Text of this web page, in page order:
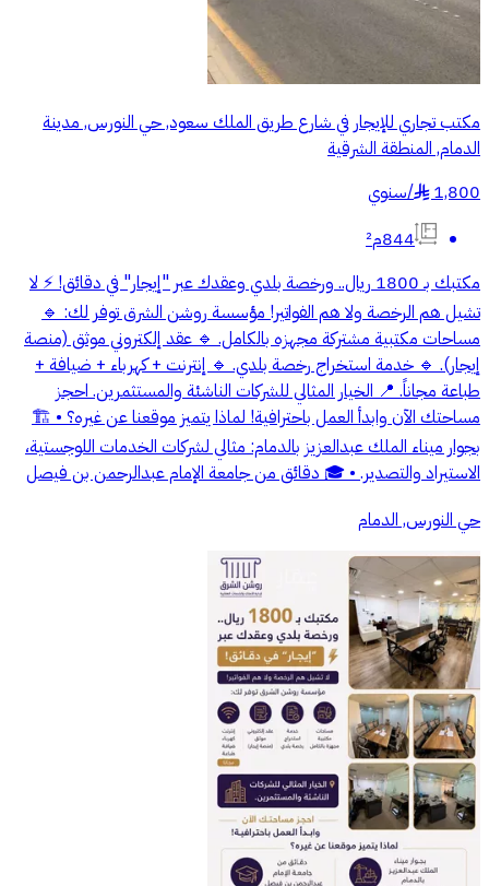
مكتب تجاري للإيجار في شارع طريق الملك سعود, حي النورس, مدينة
الدمام, المنطقة الشرقية
1,800
§
/سنوي
844م²
مكتبك بـ 1800 ريال.. ورخصة بلدي وعقدك عبر "إيجار" في دقائق! ⚡️ لا
تشيل هم الرخصة ولا هم الفواتير! مؤسسة روشن الشرق توفر لك: 🔹
مساحات مكتبية مشتركة مجهزه بالكامل. 🔹 عقد إلكتروني موثق (منصة
إيجار). 🔹 خدمة استخراج رخصة بلدي. 🔹 إنترنت + كهرباء + ضيافة +
طباعة مجاناً. 📍 الخيار المثالي للشركات الناشئة والمستثمرين. احجز
مساحتك الآن وابدأ العمل باحترافية! لماذا يتميز موقعنا عن غيره؟ • 🏗️
بجوار ميناء الملك عبدالعزيز بالدمام: مثالي لشركات الخدمات اللوجستية،
الاستيراد والتصدير. • 🎓 دقائق من جامعة الإمام عبدالرحمن بن فيصل
حي النورس, الدمام